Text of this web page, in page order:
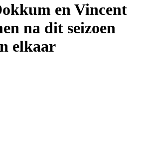
en Vincent
na dit seizoen
elkaar